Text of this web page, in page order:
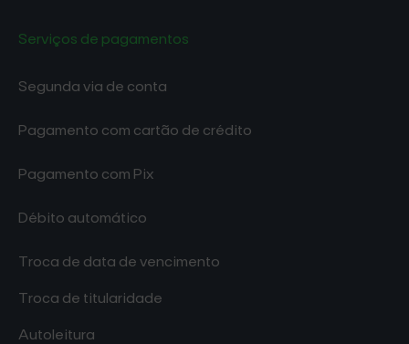
Serviços de pagamentos
Segunda via de conta
Pagamento com cartão de crédito
Pagamento com Pix
Débito automático
Troca de data de vencimento
Troca de titularidade
Autoleitura